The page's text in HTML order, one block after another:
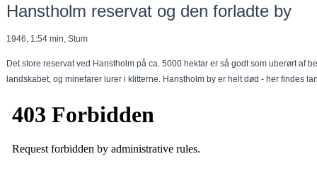
Hanstholm reservat og den forladte by
1946, 1:54 min, Stum
Det store reservat ved Hanstholm på ca. 5000 hektar er så godt som uberørt
landskabet, og minefarer lurer i klitterne. Hanstholm by er helt død - her findes